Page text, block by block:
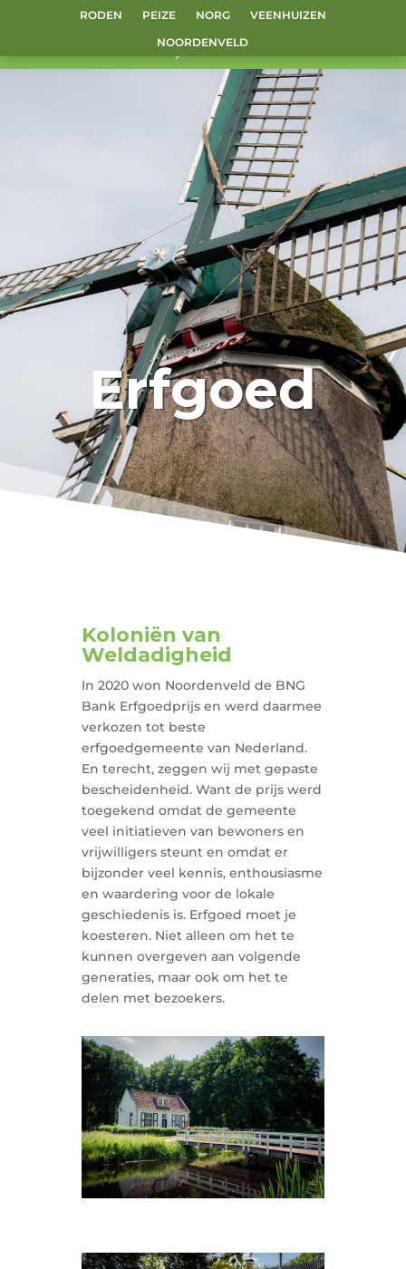
RODEN PEIZE NORG
VEENHUIZEN
NOORDENVELD
Erfgoed
Koloniën van
Weldadigheid
In 2020 won Noordenveld de BNG
Bank Erfgoedprijs en werd daarmee
verkozen tot beste
erfgoedgemeente van Nederland.
En terecht, zeggen wij met gepaste
bescheidenheid. Want de prijs werd
toegekend omdat de gemeente
veel initiatieven van bewoners en
vrijwilligers steunt en omdat er
bijzonder veel kennis, enthousiasme
en waardering voor de lokale
geschiedenis is. Erfgoed moet je
koesteren. Niet alleen om het te
kunnen overgeven aan volgende
generaties, maar ook om het te
delen met bezoekers.